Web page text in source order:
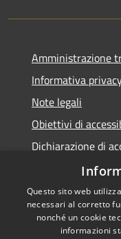
Amministrazione
Informativa
Note legali
Obiettivi di
Dichiarazione di
Open Data
Questo sito web
necessari al corretto
nonché un cookie
informazioni